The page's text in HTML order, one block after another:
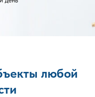
любой